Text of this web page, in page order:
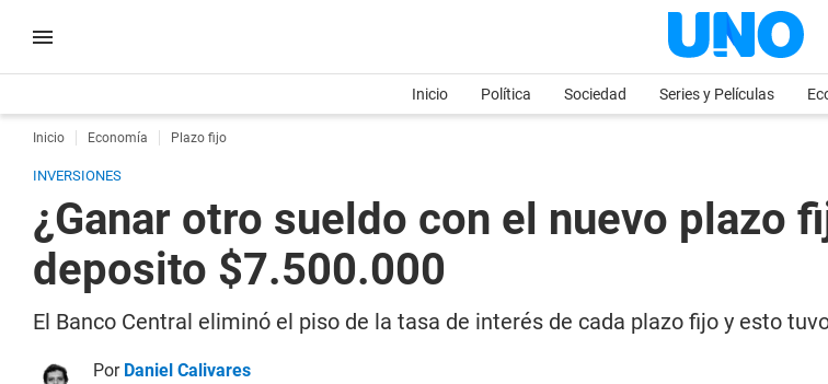
Inicio Política Sociedad Series y Películas
Inicio Economía Plazo fijo
INVERSIONES
¿Ganar otro sueldo con el nuevo plazo
deposito $7.500.000
El Banco Central eliminó el piso de la tasa de interés de cada plazo fijo y esto
Por Daniel Calivares